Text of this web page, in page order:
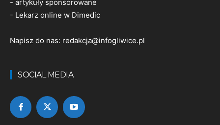
- artykuły sponsorowane
- Lekarz online w Dimedic
Napisz do nas: redakcja@infogliwice.pl
SOCIAL MEDIA